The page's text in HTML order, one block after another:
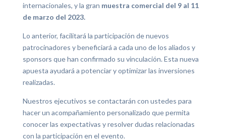
internacionales, y la gran muestra comercial del 9 al 11
de marzo del 2023.
Lo anterior, facilitará la participación de nuevos
patrocinadores y beneficiará a cada uno de los aliados y
sponsors que han confirmado su vinculación. Esta nueva
apuesta ayudará a potenciar y optimizar las inversiones
realizadas.
Nuestros ejecutivos se contactarán con ustedes para
hacer un acompañamiento personalizado que permita
conocer las expectativas y resolver dudas relacionadas
con la participación en el evento.